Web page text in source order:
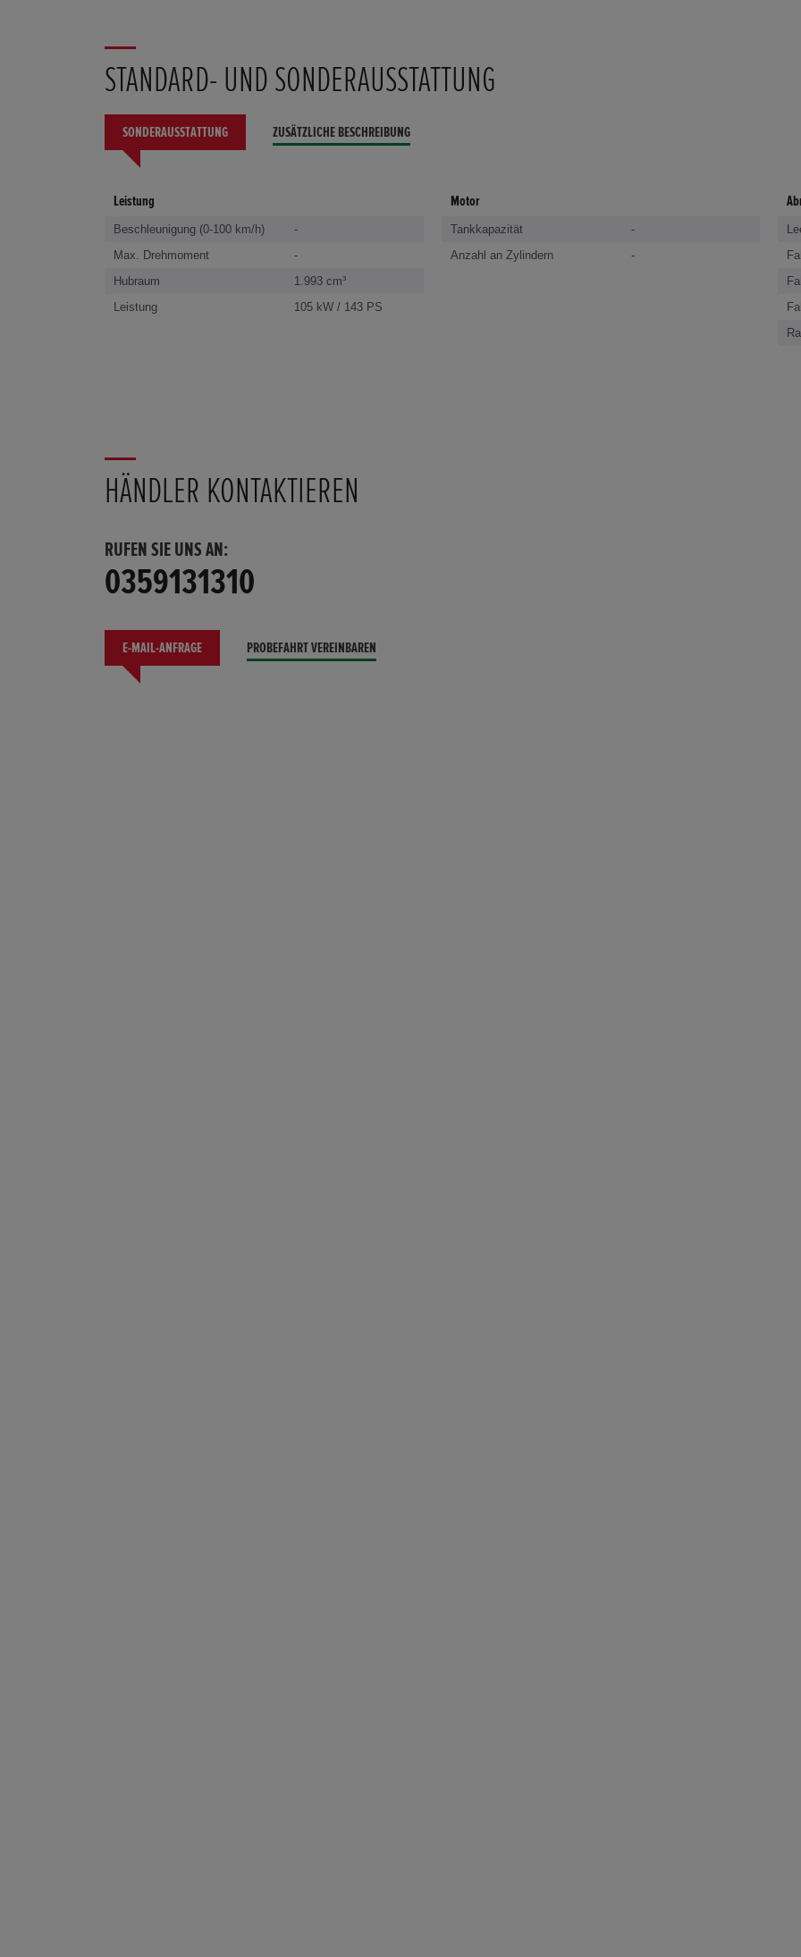
STANDARD- UND SONDERAUSSTATTUNG
SONDERAUSSTATTUNG ZUSÄTZLICHE BESCHREIBUNG
Leistung
Beschleunigung (0-100 km/h)
-
Max. Drehmoment
-
Hubraum
1.993 cm³
Leistung
105 kW / 143 PS
Motor
Tankkapazität
-
Anzahl an Zylindern
-
HÄNDLER KONTAKTIEREN
RUFEN SIE UNS AN:
0359131310
E-MAIL-ANFRAGE PROBEFAHRT VEREINBAREN